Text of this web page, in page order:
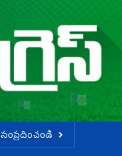
సంప్రదించండి